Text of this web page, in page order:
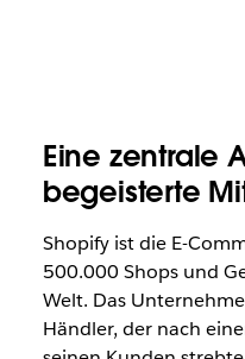
Eine zentrale
begeisterte
Shopify ist die E-
500.000 Shops und
Welt. Das
Händler, der nach